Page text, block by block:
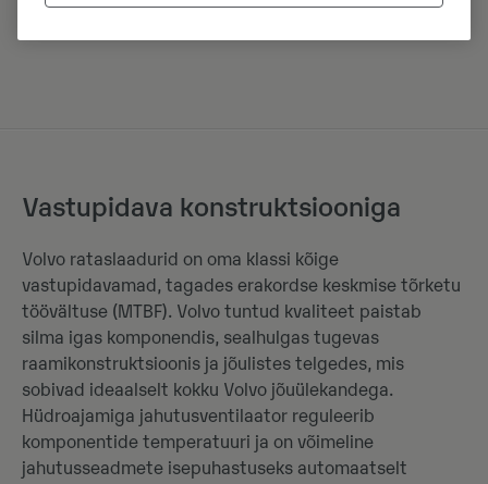
Vastupidava konstruktsiooniga
Volvo rataslaadurid on oma klassi kõige
vastupidavamad, tagades erakordse keskmise tõrketu
töövältuse (MTBF). Volvo tuntud kvaliteet paistab
silma igas komponendis, sealhulgas tugevas
raamikonstruktsioonis ja jõulistes telgedes, mis
sobivad ideaalselt kokku Volvo jõuülekandega.
Hüdroajamiga jahutusventilaator reguleerib
komponentide temperatuuri ja on võimeline
jahutusseadmete isepuhastuseks automaatselt